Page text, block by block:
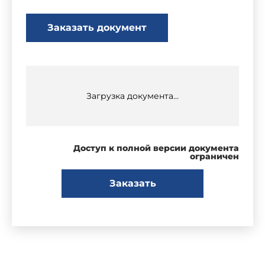
Заказать документ
Загрузка документа...
Доступ к полной версии документа
ограничен
Заказать